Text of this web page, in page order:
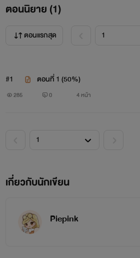
นริตา หรือ เต้ย นักศึกษาสาวคณะ
ตอนนิยาย (1)
ตอนแรกสุด
#1 ตอนที่ 1 (50%)
285 0 4 หน้า
เกี่ยวกับนักเขียน
Piepink